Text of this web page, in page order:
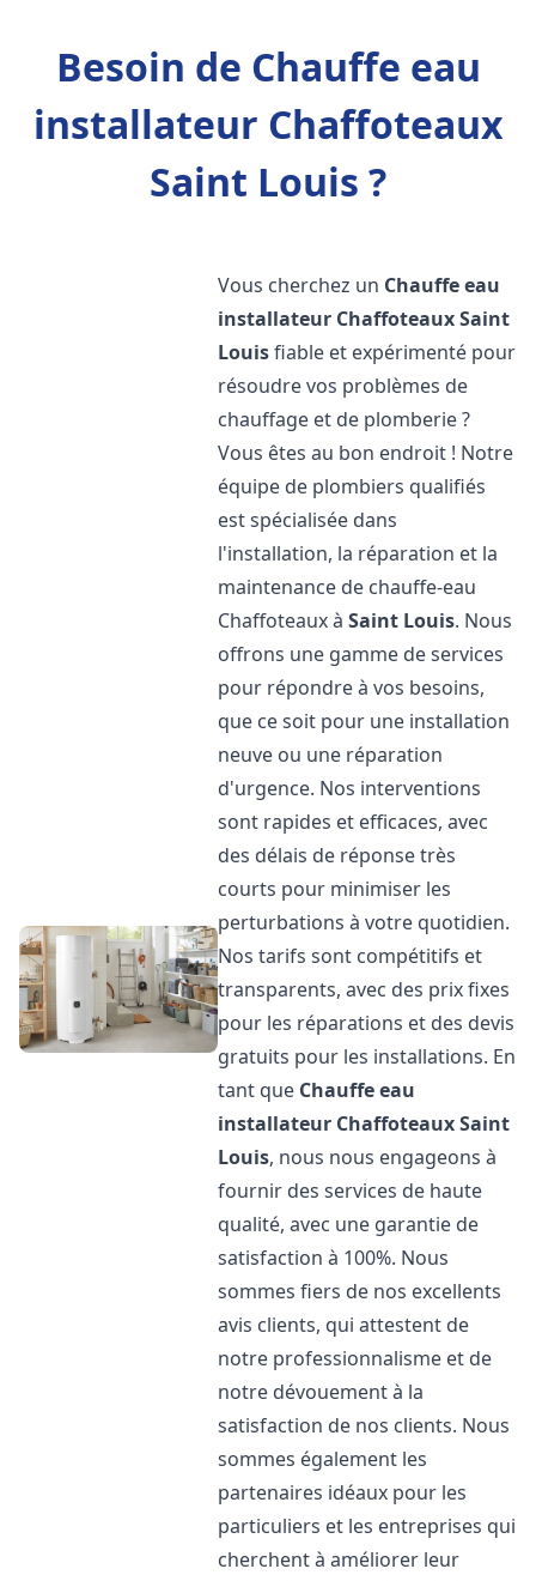
Besoin de Chauffe eau
installateur Chaffoteaux
Saint Louis ?
Vous cherchez un Chauffe eau
installateur ChaffoteauxSaint
Louisfiable et expérimenté pour
résoudre vos problèmes de
chauffage et de plomberie ?
Vous êtes au bon endroit ! Notre
équipe de plombiers qualifiés
est spécialisée dans
l'installation, la réparation et la
maintenance de chauffe-eau
Chaffoteaux àSaint Louis. Nous
offrons une gamme de services
pour répondre à vos besoins,
que ce soit pour une installation
neuve ou une réparation
d'urgence. Nos interventions
sont rapides et efficaces, avec
des délais de réponse très
courts pour minimiser les
perturbations à votre quotidien.
Nos tarifs sont compétitifs et
transparents, avec des prix fixes
pour les réparations et des devis
gratuits pour les installations. En
tant que Chauffe eau
installateur ChaffoteauxSaint
Louis, nous nous engageons à
fournir des services de haute
qualité, avec une garantie de
satisfaction à 100%. Nous
sommes fiers de nos excellents
avis clients, qui attestent de
notre professionnalisme et de
notre dévouement à la
satisfaction de nos clients. Nous
sommes également les
partenaires idéaux pour les
particuliers et les entreprises qui
cherchent à améliorer leur